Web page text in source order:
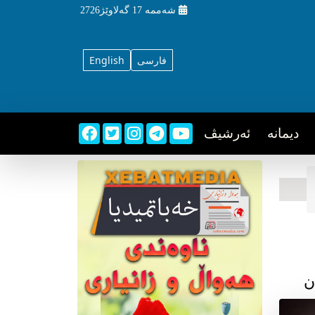
شه‌ممه‌ 17 گه‌لاوێژ2726
English فارسی
دیمانه ئه‌رشیڤ